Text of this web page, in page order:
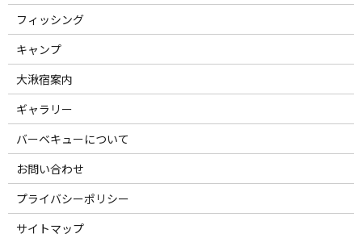
フィッシング
キャンプ
大湫宿案内
ギャラリー
バーベキューについて
お問い合わせ
プライバシーポリシー
サイトマップ